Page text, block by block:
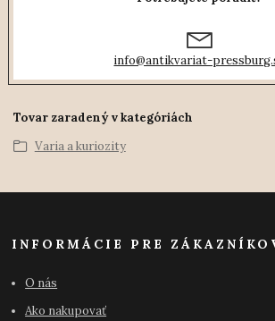
info@antikvariat-
Tovar zaradený v kategóriách
Varia a kuriozity
INFORMÁCIE PRE
O nás
Ako nakupovať